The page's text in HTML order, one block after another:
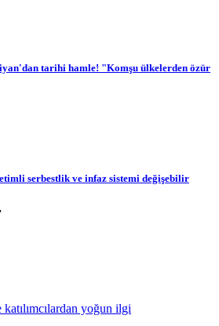
tarihi hamle! "Komşu ülkelerden özür
serbestlik ve infaz sistemi değişebilir
yoğun ilgi